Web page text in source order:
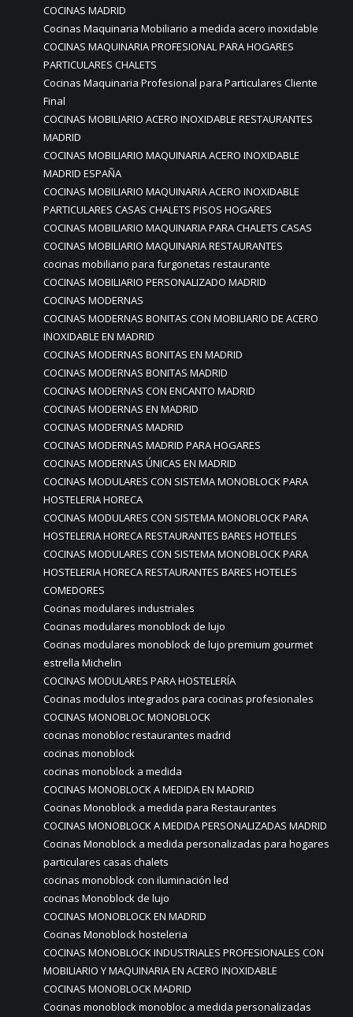
COCINAS MADRID
Cocinas Maquinaria Mobiliario a medida acero inoxidable
COCINAS MAQUINARIA PROFESIONAL PARA HOGARES
PARTICULARES CHALETS
Cocinas Maquinaria Profesional para Particulares Cliente
Final
COCINAS MOBILIARIO ACERO INOXIDABLE RESTAURANTES
MADRID
COCINAS MOBILIARIO MAQUINARIA ACERO INOXIDABLE
MADRID ESPAÑA
COCINAS MOBILIARIO MAQUINARIA ACERO INOXIDABLE
PARTICULARES CASAS CHALETS PISOS HOGARES
COCINAS MOBILIARIO MAQUINARIA PARA CHALETS CASAS
COCINAS MOBILIARIO MAQUINARIA RESTAURANTES
cocinas mobiliario para furgonetas restaurante
COCINAS MOBILIARIO PERSONALIZADO MADRID
COCINAS MODERNAS
COCINAS MODERNAS BONITAS CON MOBILIARIO DE ACERO
INOXIDABLE EN MADRID
COCINAS MODERNAS BONITAS EN MADRID
COCINAS MODERNAS BONITAS MADRID
COCINAS MODERNAS CON ENCANTO MADRID
COCINAS MODERNAS EN MADRID
COCINAS MODERNAS MADRID
COCINAS MODERNAS MADRID PARA HOGARES
COCINAS MODERNAS ÚNICAS EN MADRID
COCINAS MODULARES CON SISTEMA MONOBLOCK PARA
HOSTELERIA HORECA
COCINAS MODULARES CON SISTEMA MONOBLOCK PARA
HOSTELERIA HORECA RESTAURANTES BARES HOTELES
COCINAS MODULARES CON SISTEMA MONOBLOCK PARA
HOSTELERIA HORECA RESTAURANTES BARES HOTELES
COMEDORES
Cocinas modulares industriales
Cocinas modulares monoblock de lujo
Cocinas modulares monoblock de lujo premium gourmet
estrella Michelin
COCINAS MODULARES PARA HOSTELERÍA
Cocinas modulos integrados para cocinas profesionales
COCINAS MONOBLOC MONOBLOCK
cocinas monobloc restaurantes madrid
cocinas monoblock
cocinas monoblock a medida
COCINAS MONOBLOCK A MEDIDA EN MADRID
Cocinas Monoblock a medida para Restaurantes
COCINAS MONOBLOCK A MEDIDA PERSONALIZADAS MADRID
Cocinas Monoblock a medida personalizadas para hogares
particulares casas chalets
cocinas monoblock con iluminación led
cocinas Monoblock de lujo
COCINAS MONOBLOCK EN MADRID
Cocinas Monoblock hosteleria
COCINAS MONOBLOCK INDUSTRIALES PROFESIONALES CON
MOBILIARIO Y MAQUINARIA EN ACERO INOXIDABLE
COCINAS MONOBLOCK MADRID
Cocinas monoblock monobloc a medida personalizadas